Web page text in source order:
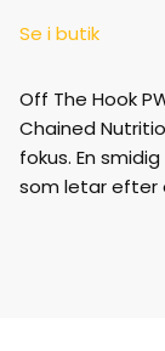
Se i butik
Off The Hook
Chained
fokus. En
som letar efter